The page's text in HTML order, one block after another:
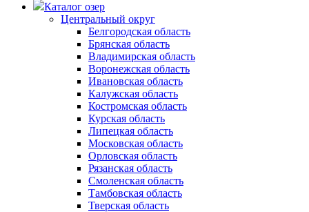
Каталог озер
Центральный округ
Белгородская область
Брянская область
Владимирская область
Воронежская область
Ивановская область
Калужская область
Костромская область
Курская область
Липецкая область
Московская область
Орловская область
Рязанская область
Смоленская область
Тамбовская область
Тверская область